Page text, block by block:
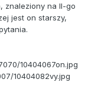
znaleziony na II-go
jest on starszy,
10404067on.jpg
10404082vy.jpg